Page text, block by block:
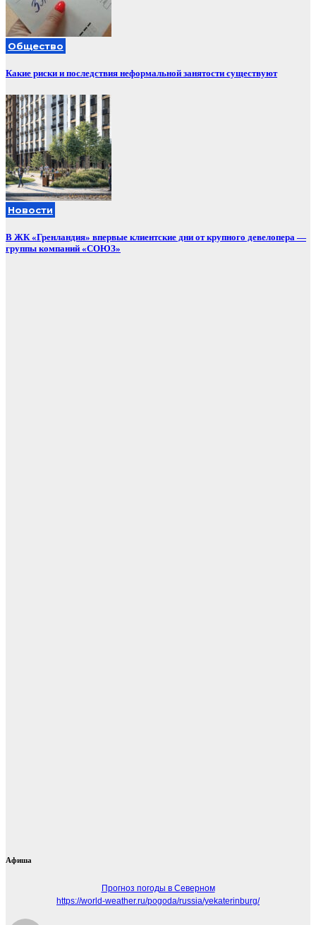
Общество
Какие риски и последствия неформальной занятости существуют
Новости
В ЖК «Гренландия» впервые клиентские дни от крупного девелопера —
группы компаний «СОЮЗ»
Афиша
Прогноз погоды в Северном
https://world-weather.ru/pogoda/russia/yekaterinburg/